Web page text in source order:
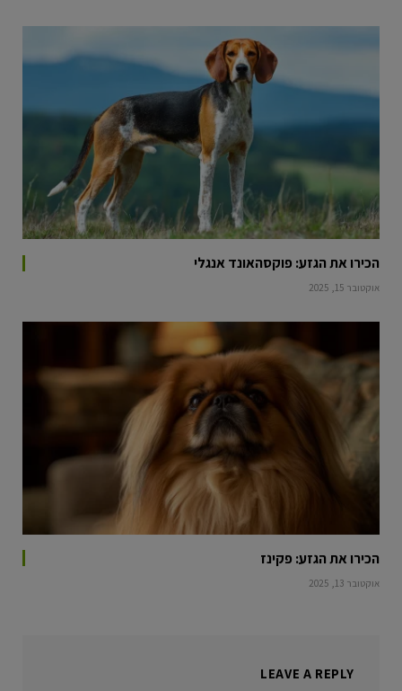
הכירו את הגזע: פוקסהאונד אנגלי
אוקטובר 15, 2025
הכירו את הגזע: פקינז
אוקטובר 13, 2025
LEAVE A REPLY